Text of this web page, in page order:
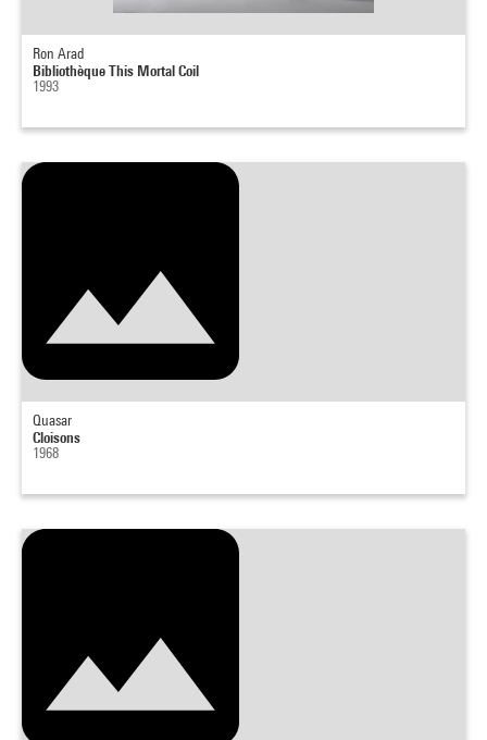
Ron Arad
Bibliothèque This Mortal Coil
1993
Quasar
Cloisons
1968